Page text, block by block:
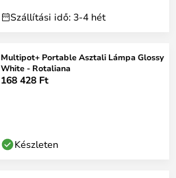
Szállítási idő: 3-4 hét
Multipot+ Portable Asztali Lámpa Glossy
White - Rotaliana
168 428 Ft
Készleten